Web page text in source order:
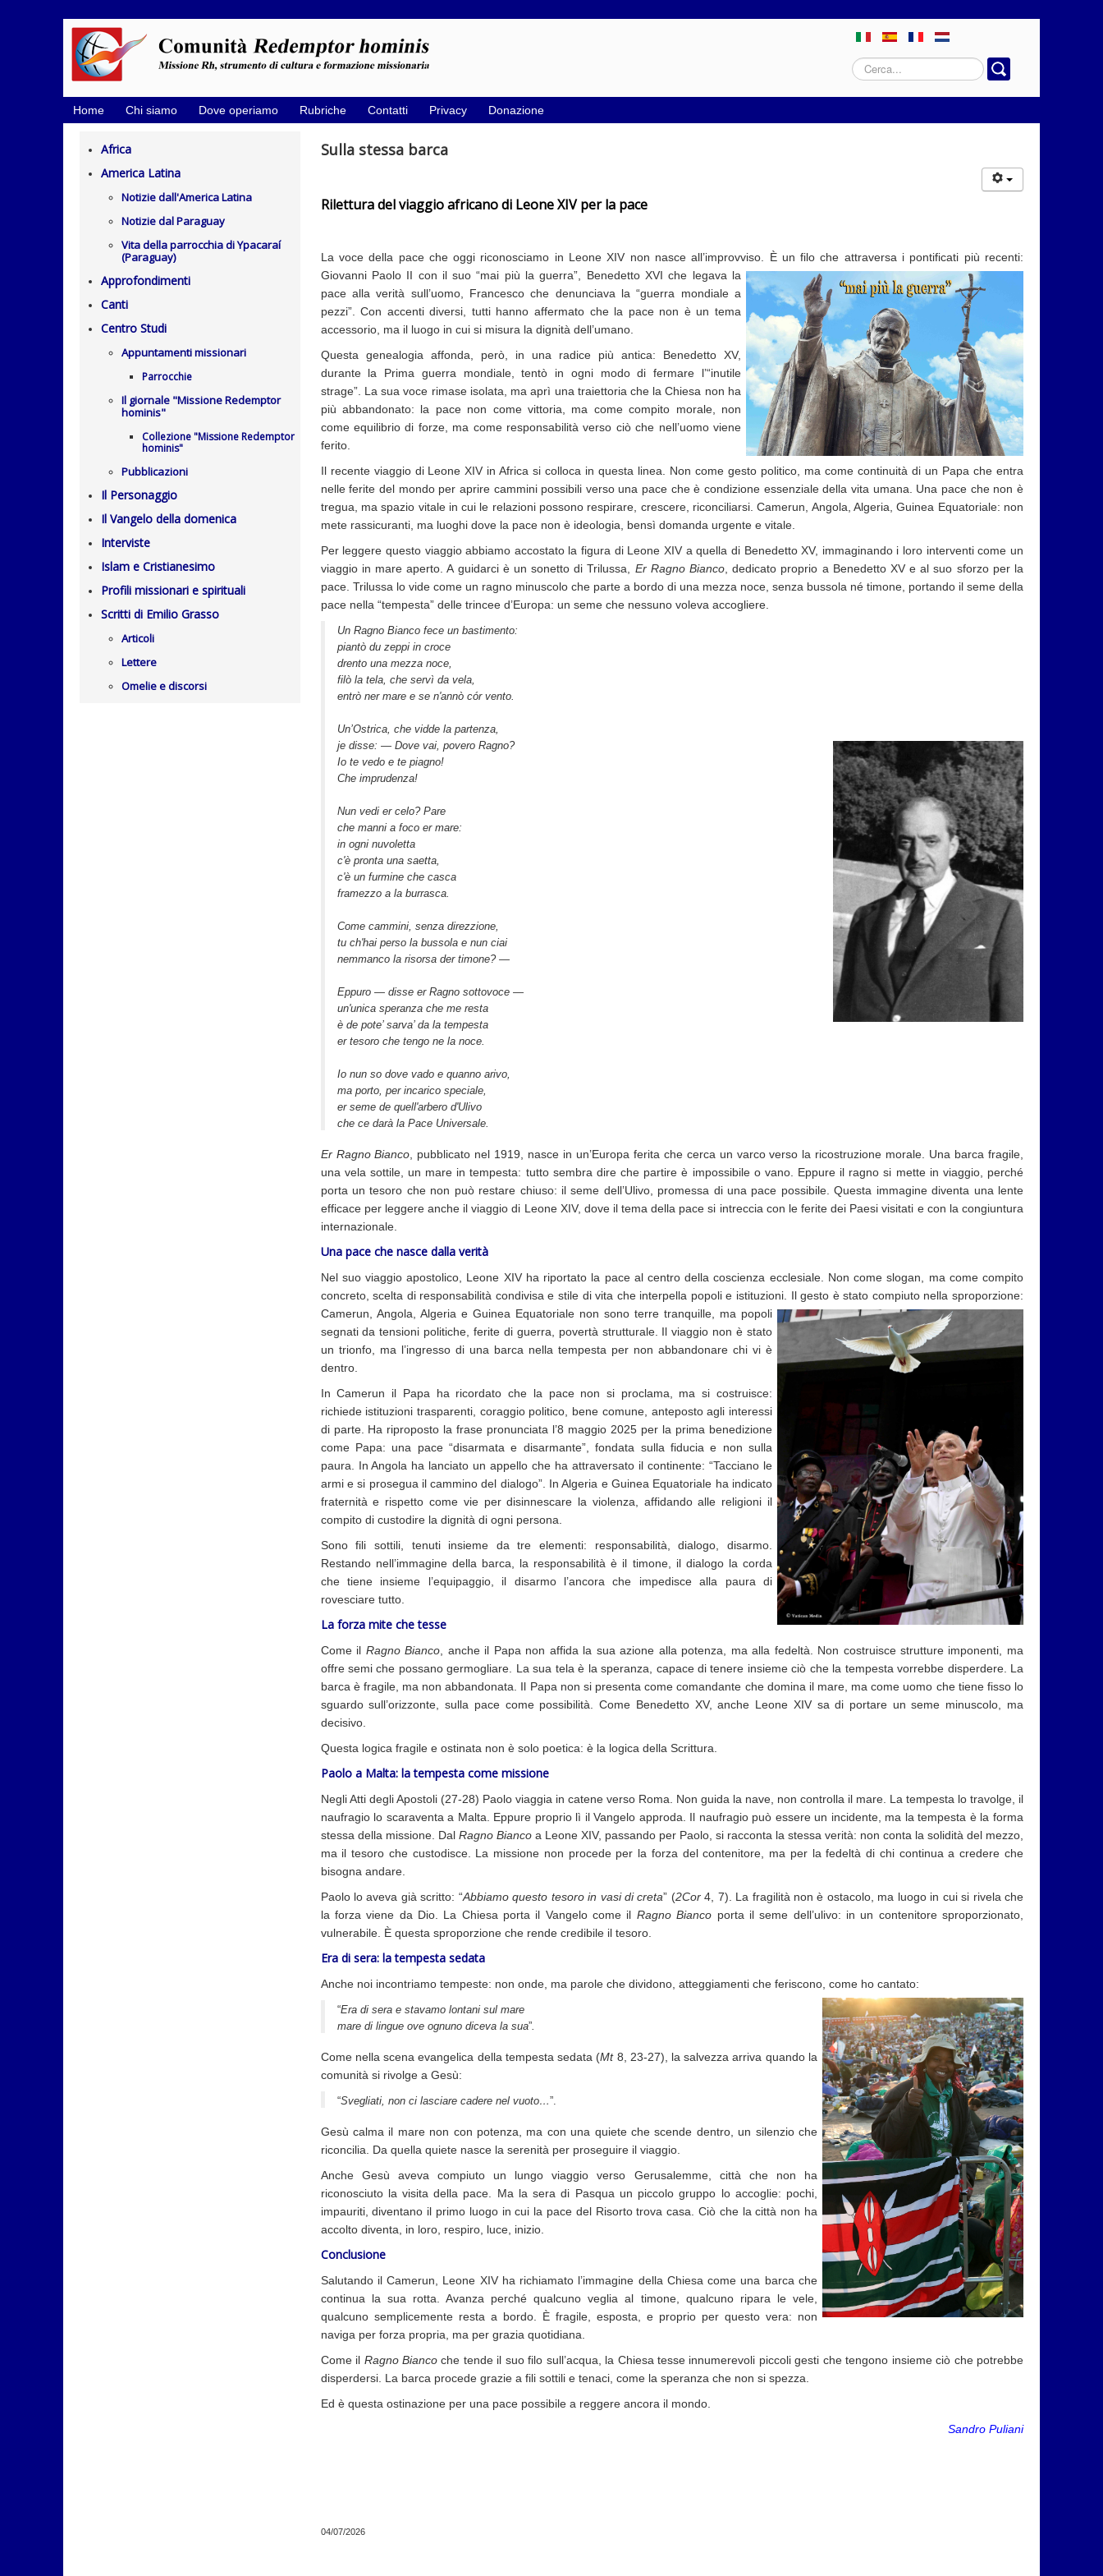
Cerca...
Home Chi siamo Dove operiamo Rubriche Contatti Privacy Donazione
Africa
America Latina
Notizie dall'America Latina
Notizie dal Paraguay
Vita della parrocchia di Ypacaraí
(Paraguay)
Approfondimenti
Canti
Centro Studi
Appuntamenti missionari
Parrocchie
Il giornale "Missione Redemptor
hominis"
Collezione "Missione Redemptor
hominis"
Pubblicazioni
Il Personaggio
Il Vangelo della domenica
Interviste
Islam e Cristianesimo
Profili missionari e spirituali
Scritti di Emilio Grasso
Articoli
Lettere
Omelie e discorsi
Sulla stessa barca
Rilettura del viaggio africano di Leone XIV per la pace
La voce della pace che oggi riconosciamo in Leone XIV non nasce all’improvviso. È un filo che attraversa i pontificati più recenti:
Giovanni Paolo II con il suo “mai più la guerra”, Benedetto XVI che legava la
pace alla verità sull’uomo, Francesco che denunciava la “guerra mondiale a
pezzi”. Con accenti diversi, tutti hanno affermato che la pace non è un tema
accessorio, ma il luogo in cui si misura la dignità dell’umano.
Questa genealogia affonda, però, in una radice più antica: Benedetto XV,
durante la Prima guerra mondiale, tentò in ogni modo di fermare l’“inutile
strage”. La sua voce rimase isolata, ma aprì una traiettoria che la Chiesa non ha
più abbandonato: la pace non come vittoria, ma come compito morale, non
come equilibrio di forze, ma come responsabilità verso ciò che nell’uomo viene
ferito.
Il recente viaggio di Leone XIV in Africa si colloca in questa linea. Non come gesto politico, ma come continuità di un Papa che entra
nelle ferite del mondo per aprire cammini possibili verso una pace che è condizione essenziale della vita umana. Una pace che non è
tregua, ma spazio vitale in cui le relazioni possono respirare, crescere, riconciliarsi. Camerun, Angola, Algeria, Guinea Equatoriale: non
mete rassicuranti, ma luoghi dove la pace non è ideologia, bensì domanda urgente e vitale.
Per leggere questo viaggio abbiamo accostato la figura di Leone XIV a quella di Benedetto XV, immaginando i loro interventi come un
viaggio in mare aperto. A guidarci è un sonetto di Trilussa, Er Ragno Bianco, dedicato proprio a Benedetto XV e al suo sforzo per la
pace. Trilussa lo vide come un ragno minuscolo che parte a bordo di una mezza noce, senza bussola né timone, portando il seme della
pace nella “tempesta” delle trincee d’Europa: un seme che nessuno voleva accogliere.
Un Ragno Bianco fece un bastimento:
piantò du zeppi in croce
drento una mezza noce,
filò la tela, che servì da vela,
entrò ner mare e se n'annò cór vento.
Un’Ostrica, che vidde la partenza,
je disse: — Dove vai, povero Ragno?
Io te vedo e te piagno!
Che imprudenza!
Nun vedi er celo? Pare
che manni a foco er mare:
in ogni nuvoletta
c'è pronta una saetta,
c'è un furmine che casca
framezzo a la burrasca.
Come cammini, senza direzzione,
tu ch'hai perso la bussola e nun ciai
nemmanco la risorsa der timone? —
Eppuro — disse er Ragno sottovoce —
un'unica speranza che me resta
è de pote’ sarva’ da la tempesta
er tesoro che tengo ne la noce.
Io nun so dove vado e quanno arivo,
ma porto, per incarico speciale,
er seme de quell'arbero d'Ulivo
che ce darà la Pace Universale.
Er Ragno Bianco , pubblicato nel 1919, nasce in un’Europa ferita che cerca un varco verso la ricostruzione morale. Una barca fragile,
una vela sottile, un mare in tempesta: tutto sembra dire che partire è impossibile o vano. Eppure il ragno si mette in viaggio, perché
porta un tesoro che non può restare chiuso: il seme dell’Ulivo, promessa di una pace possibile. Questa immagine diventa una lente
efficace per leggere anche il viaggio di Leone XIV, dove il tema della pace si intreccia con le ferite dei Paesi visitati e con la congiuntura
internazionale.
Una pace che nasce dalla verità
Nel suo viaggio apostolico, Leone XIV ha riportato la pace al centro della coscienza ecclesiale. Non come slogan, ma come compito
concreto, scelta di responsabilità condivisa e stile di vita che interpella popoli e istituzioni. Il gesto è stato compiuto nella sproporzione:
Camerun, Angola, Algeria e Guinea Equatoriale non sono terre tranquille, ma popoli
segnati da tensioni politiche, ferite di guerra, povertà strutturale. Il viaggio non è stato
un trionfo, ma l’ingresso di una barca nella tempesta per non abbandonare chi vi è
dentro.
In Camerun il Papa ha ricordato che la pace non si proclama, ma si costruisce:
richiede istituzioni trasparenti, coraggio politico, bene comune, anteposto agli interessi
di parte. Ha riproposto la frase pronunciata l’8 maggio 2025 per la prima benedizione
come Papa: una pace “disarmata e disarmante”, fondata sulla fiducia e non sulla
paura. In Angola ha lanciato un appello che ha attraversato il continente: “Tacciano le
armi e si prosegua il cammino del dialogo”. In Algeria e Guinea Equatoriale ha indicato
fraternità e rispetto come vie per disinnescare la violenza, affidando alle religioni il
compito di custodire la dignità di ogni persona.
Sono fili sottili, tenuti insieme da tre elementi: responsabilità, dialogo, disarmo.
Restando nell’immagine della barca, la responsabilità è il timone, il dialogo la corda
che tiene insieme l’equipaggio, il disarmo l’ancora che impedisce alla paura di
rovesciare tutto.
La forza mite che tesse
Come il Ragno Bianco , anche il Papa non affida la sua azione alla potenza, ma alla fedeltà. Non costruisce strutture imponenti, ma
offre semi che possano germogliare. La sua tela è la speranza, capace di tenere insieme ciò che la tempesta vorrebbe disperdere. La
barca è fragile, ma non abbandonata. Il Papa non si presenta come comandante che domina il mare, ma come uomo che tiene fisso lo
sguardo sull’orizzonte, sulla pace come possibilità. Come Benedetto XV, anche Leone XIV sa di portare un seme minuscolo, ma
decisivo.
Questa logica fragile e ostinata non è solo poetica: è la logica della Scrittura.
Paolo a Malta: la tempesta come missione
Negli Atti degli Apostoli (27-28) Paolo viaggia in catene verso Roma. Non guida la nave, non controlla il mare. La tempesta lo travolge, il
naufragio lo scaraventa a Malta. Eppure proprio lì il Vangelo approda. Il naufragio può essere un incidente, ma la tempesta è la forma
stessa della missione. Dal Ragno Biancoa Leone XIV, passando per Paolo, si racconta la stessa verità: non conta la solidità del mezzo,
ma il tesoro che custodisce. La missione non procede per la forza del contenitore, ma per la fedeltà di chi continua a credere che
bisogna andare.
Paolo lo aveva già scritto: “Abbiamo questo tesoro in vasi di creta” (2Cor4, 7). La fragilità non è ostacolo, ma luogo in cui si rivela che
la forza viene da Dio. La Chiesa porta il Vangelo come il Ragno Bianco porta il seme dell’ulivo: in un contenitore sproporzionato,
vulnerabile. È questa sproporzione che rende credibile il tesoro.
Era di sera: la tempesta sedata
Anche noi incontriamo tempeste: non onde, ma parole che dividono, atteggiamenti che feriscono, come ho cantato:
“Era di sera e stavamo lontani sul mare
mare di lingue ove ognuno diceva la sua”.
Come nella scena evangelica della tempesta sedata (Mt 8, 23-27), la salvezza arriva quando la
comunità si rivolge a Gesù:
“Svegliati, non ci lasciare cadere nel vuoto…”.
Gesù calma il mare non con potenza, ma con una quiete che scende dentro, un silenzio che
riconcilia. Da quella quiete nasce la serenità per proseguire il viaggio.
Anche Gesù aveva compiuto un lungo viaggio verso Gerusalemme, città che non ha
riconosciuto la visita della pace. Ma la sera di Pasqua un piccolo gruppo lo accoglie: pochi,
impauriti, diventano il primo luogo in cui la pace del Risorto trova casa. Ciò che la città non ha
accolto diventa, in loro, respiro, luce, inizio.
Conclusione
Salutando il Camerun, Leone XIV ha richiamato l’immagine della Chiesa come una barca che
continua la sua rotta. Avanza perché qualcuno veglia al timone, qualcuno ripara le vele,
qualcuno semplicemente resta a bordo. È fragile, esposta, e proprio per questo vera: non
naviga per forza propria, ma per grazia quotidiana.
Come il Ragno Biancoche tende il suo filo sull’acqua, la Chiesa tesse innumerevoli piccoli gesti che tengono insieme ciò che potrebbe
disperdersi. La barca procede grazie a fili sottili e tenaci, come la speranza che non si spezza.
Ed è questa ostinazione per una pace possibile a reggere ancora il mondo.
Sandro Puliani
04/07/2026